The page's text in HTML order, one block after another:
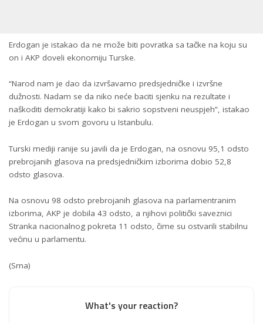
Erdogan je istakao da ne može biti povratka sa tačke na koju su
on i AKP doveli ekonomiju Turske.
“Narod nam je dao da izvršavamo predsjedničke i izvršne
dužnosti. Nadam se da niko neće baciti sjenku na rezultate i
naškoditi demokratiji kako bi sakrio sopstveni neuspjeh”, istakao
je Erdogan u svom govoru u Istanbulu.
Turski mediji ranije su javili da je Erdogan, na osnovu 95,1 odsto
prebrojanih glasova na predsjedničkim izborima dobio 52,8
odsto glasova.
Na osnovu 98 odsto prebrojanih glasova na parlamentranim
izborima, AKP je dobila 43 odsto, a njihovi politički saveznici
Stranka nacionalnog pokreta 11 odsto, čime su ostvarili stabilnu
većinu u parlamentu.
(Srna)
What's your reaction?